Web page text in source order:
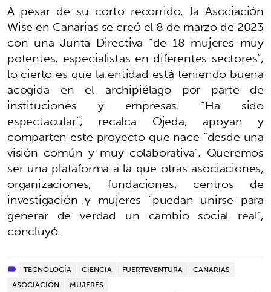
A pesar de su corto recorrido, la Asociación
Wise en Canarias se creó el 8 de marzo de 2023
con una Junta Directiva “de 18 mujeres muy
potentes, especialistas en diferentes sectores”,
lo cierto es que la entidad está teniendo buena
acogida en el archipiélago por parte de
instituciones y empresas. “Ha sido
espectacular”, recalca Ojeda, apoyan y
comparten este proyecto que nace “desde una
visión común y muy colaborativa”. Queremos
ser una plataforma a la que otras asociaciones,
organizaciones, fundaciones, centros de
investigación y mujeres “puedan unirse para
generar de verdad un cambio social real”,
concluyó.
TECNOLOGÍA CIENCIA FUERTEVENTURA
CANARIAS
ASOCIACIÓN
MUJERES